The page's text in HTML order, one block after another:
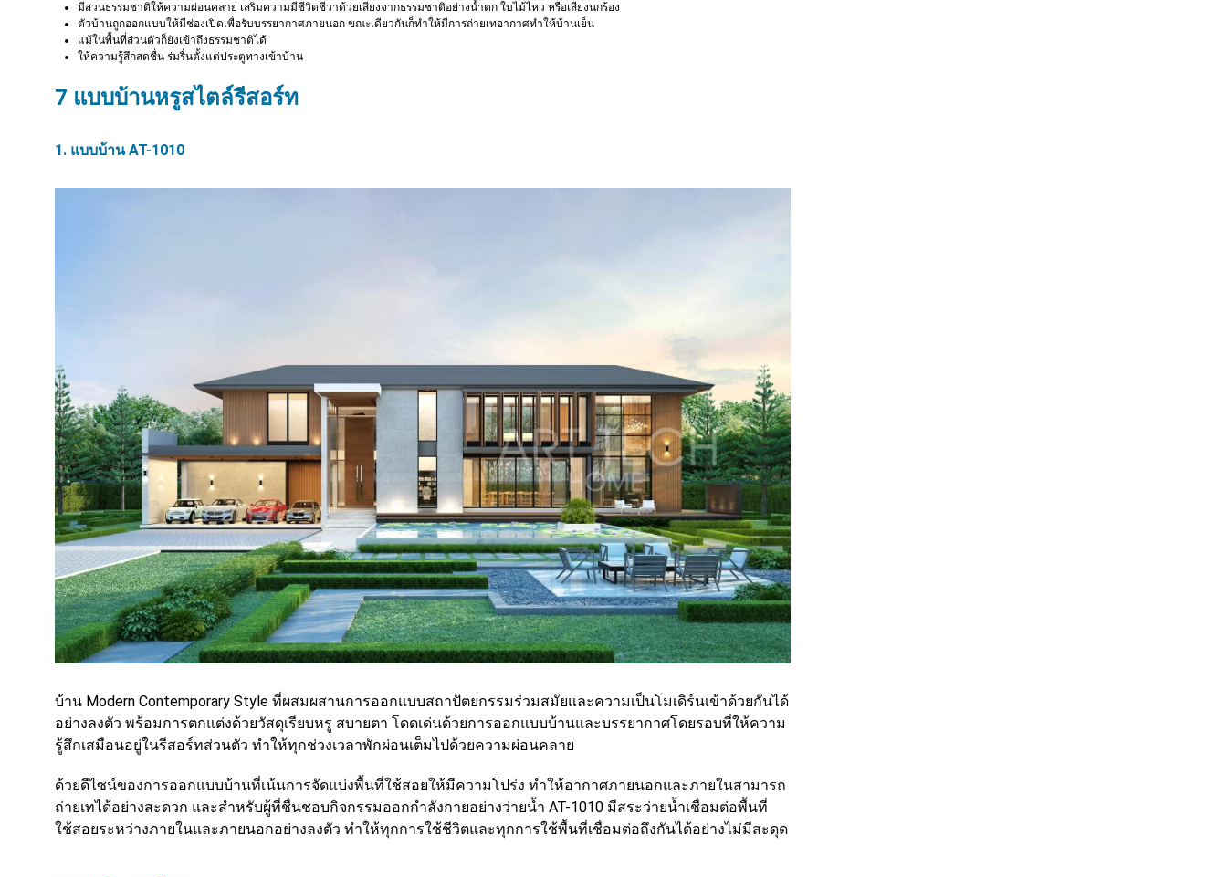
มีสวนธรรมชาติให้ความผ่อนคลาย เสริมความมีชีวิตชีวาด้วยเสียงจากธรรมชาติอย่างน้ำตก ใบไม้ไหว หรือเสียงนกร้อง
ตัวบ้านถูกออกแบบให้มีช่องเปิดเพื่อรับบรรยากาศภายนอก ขณะเดียวกันก็ทำให้มีการถ่ายเทอากาศทำให้บ้านเย็น
แม้ในพื้นที่ส่วนตัวก็ยังเข้าถึงธรรมชาติได้
ให้ความรู้สึกสดชื่น ร่มรื่นตั้งแต่ประตูทางเข้าบ้าน
7 แบบบ้านหรูสไตล์รีสอร์ท
1. แบบบ้าน AT-1010
บ้าน Modern Contemporary Style ที่ผสมผสานการออกแบบสถาปัตยกรรมร่วมสมัยและความเป็นโมเดิร์นเข้าด้วยกันได้
อย่างลงตัว พร้อมการตกแต่งด้วยวัสดุเรียบหรู สบายตา โดดเด่นด้วยการออกแบบบ้านและบรรยากาศโดยรอบที่ให้ความ
รู้สึกเสมือนอยู่ในรีสอร์ทส่วนตัว ทำให้ทุกช่วงเวลาพักผ่อนเต็มไปด้วยความผ่อนคลาย
ด้วยดีไซน์ของการออกแบบบ้านที่เน้นการจัดแบ่งพื้นที่ใช้สอยให้มีความโปร่ง ทำให้อากาศภายนอกและภายในสามารถ
ถ่ายเทได้อย่างสะดวก และสำหรับผู้ที่ชื่นชอบกิจกรรมออกกำลังกายอย่างว่ายน้ำ AT-1010 มีสระว่ายน้ำเชื่อมต่อพื้นที่
ใช้สอยระหว่างภายในและภายนอกอย่างลงตัว ทำให้ทุกการใช้ชีวิตและทุกการใช้พื้นที่เชื่อมต่อถึงกันได้อย่างไม่มีสะดุด